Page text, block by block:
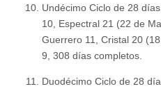
Undécimo Ciclo de 28
10, Espectral 21 (22 de
Guerrero 11, Cristal 20
9, 308 días completos.
Duodécimo Ciclo de 28